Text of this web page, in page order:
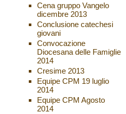
Cena gruppo Vangelo
dicembre 2013
Conclusione catechesi
giovani
Convocazione
Diocesana delle Famiglie
2014
Cresime 2013
Equipe CPM 19 luglio
2014
Equipe CPM Agosto
2014